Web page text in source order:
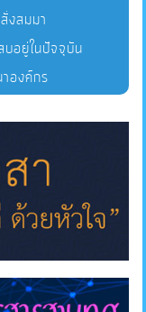
งสมมา
บอยู่ในปัจจุบัน
องค์กร